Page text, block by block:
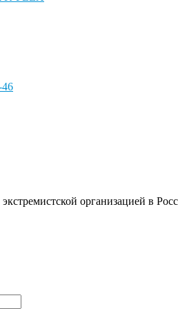
46
организацией в